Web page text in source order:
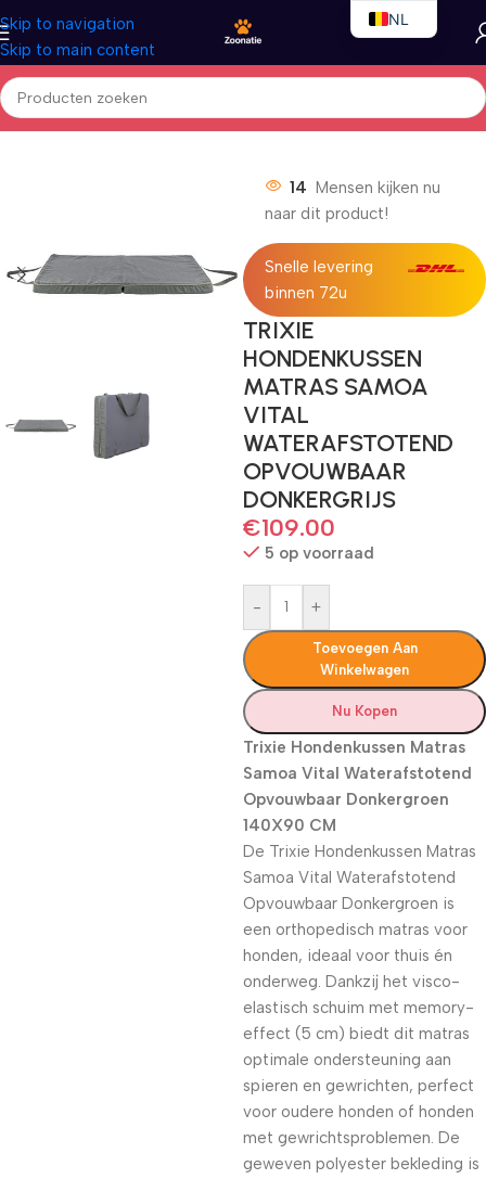
Skip to navigation
Skip to main content
Home/Honden/Outdoor
14 Mensen kijken nu
naar dit product!
Snelle levering
binnen 72u
TRIXIE
HONDENKUSSEN
MATRAS SAMOA
VITAL
WATERAFSTOTEND
OPVOUWBAAR
DONKERGRIJS
€109.00
5 op voorraad
- +
Toevoegen Aan
Winkelwagen
Nu Kopen
Trixie Hondenkussen Matras
Samoa Vital Waterafstotend
Opvouwbaar Donkergroen
140X90 CM
De Trixie Hondenkussen Matras
Samoa Vital Waterafstotend
Opvouwbaar Donkergroen is
een orthopedisch matras voor
honden, ideaal voor thuis én
onderweg. Dankzij het visco-
elastisch schuim met memory-
effect (5 cm) biedt dit matras
optimale ondersteuning aan
spieren en gewrichten, perfect
voor oudere honden of honden
met gewrichtsproblemen. De
geweven polyester bekleding is
NL